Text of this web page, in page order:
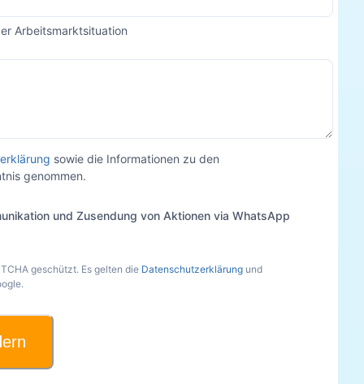
Arbeitsmarktsituation
sowie die Informationen zu den
genommen.
und Zusendung von Aktionen via WhatsApp
geschützt. Es gelten die Datenschutzerklärung und